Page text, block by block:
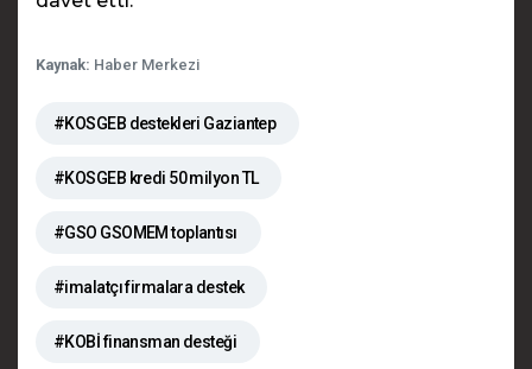
Kaynak: Haber Merkezi
#KOSGEB destekleri Gaziantep
#KOSGEB kredi 50 milyon TL
#GSO GSOMEM toplantısı
#imalatçı firmalara destek
#KOBİ finansman desteği